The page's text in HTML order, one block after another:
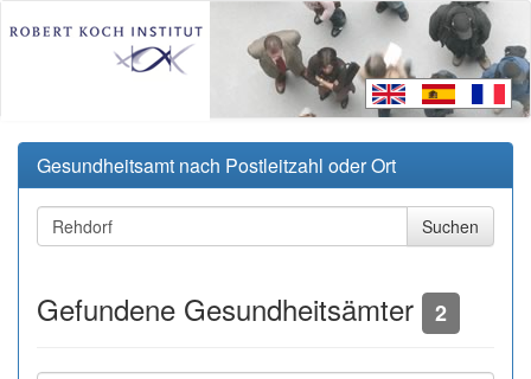
Gesundheitsamt nach Postleitzahl oder Ort
Gefundene Gesundheitsämter 2